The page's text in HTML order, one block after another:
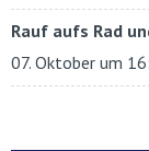
Rauf aufs Rad
07. Oktober um